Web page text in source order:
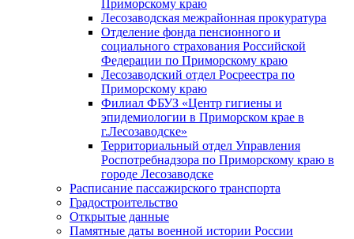
Приморскому краю
Лесозаводская межрайонная прокуратура
Отделение фонда пенсионного и
социального страхования Российской
Федерации по Приморскому краю
Лесозаводский отдел Росреестра по
Приморскому краю
Филиал ФБУЗ «Центр гигиены и
эпидемиологии в Приморском крае в
г.Лесозаводске»
Территориальный отдел Управления
Роспотребнадзора по Приморскому краю в
городе Лесозаводске
Расписание пассажирского транспорта
Градостроительство
Открытые данные
Памятные даты военной истории России